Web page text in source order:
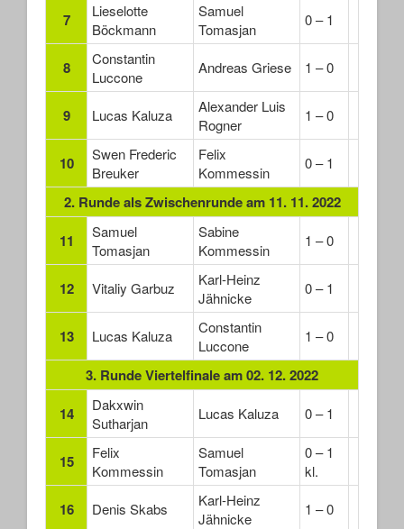
7
Lieselotte
Böckmann
Samuel
Tomasjan
0 – 1
8
Constantin
Luccone
Andreas Griese 1 – 0
9 Lucas Kaluza
Alexander Luis
Rogner
1 – 0
10
Swen Frederic
Breuker
Felix
Kommessin
0 – 1
2. Runde als Zwischenrunde am 11. 11. 2022
11
Samuel
Tomasjan
Sabine
Kommessin
1 – 0
12 Vitaliy Garbuz
Karl-Heinz
Jähnicke
0 – 1
13 Lucas Kaluza
Constantin
Luccone
1 – 0
3. Runde Viertelfinale am 02. 12. 2022
14
Dakxwin
Sutharjan
Lucas Kaluza 0 – 1
15
Felix
Kommessin
Samuel
Tomasjan
0 – 1
kl.
16 Denis Skabs
Karl-Heinz
Jähnicke
1 – 0